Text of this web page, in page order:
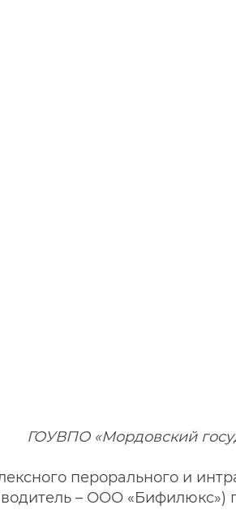
ГОУВПО «Мордовский
перорального и
– ООО «Бифилюкс»)